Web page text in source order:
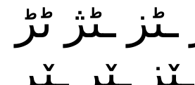
ـٹز ـٹژ ٹڑ
ـێز ـێر ـێڕ